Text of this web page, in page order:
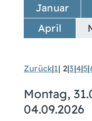
Januar
April
Zurück|1| 2|3|4|5|
Montag,
04.09.2026